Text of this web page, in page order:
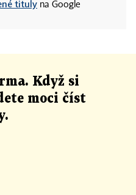
tituly na Google
Když si
moci číst
.